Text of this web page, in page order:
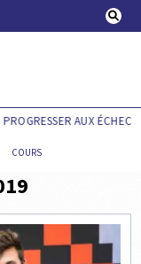
AUX ÉCHECS !
COURS